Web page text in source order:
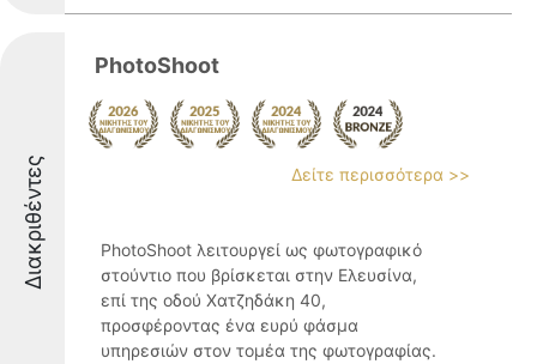
Διακριθέντες
PhotoShoot
Δείτε περισσότερα >>
PhotoShoot λειτουργεί ως φωτογραφικό
στούντιο που βρίσκεται στην Ελευσίνα,
επί της οδού Χατζηδάκη 40,
προσφέροντας ένα ευρύ φάσμα
υπηρεσιών στον τομέα της φωτογραφίας.